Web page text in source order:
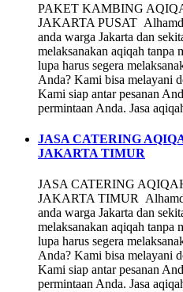
PAKET KAMBING
JAKARTA PUSAT
anda warga Jakarta dan
melaksanakan aqiqah tanpa
lupa harus segera
Anda? Kami bisa melayani
Kami siap antar pesanan
permintaan Anda. Jasa
JASA CATERING
JAKARTA TIMUR
JASA CATERING
JAKARTA TIMUR
anda warga Jakarta dan
melaksanakan aqiqah tanpa
lupa harus segera
Anda? Kami bisa melayani
Kami siap antar pesanan
permintaan Anda. Jasa